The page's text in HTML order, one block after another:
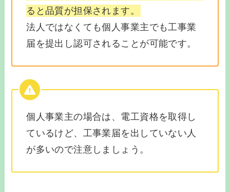
ると品質が担保されます。
法人ではなくても個人事業主でも工事業
届を提出し認可されることが可能です。
個人事業主の場合は、電工資格を取得し
ているけど、工事業届を出していない人
が多いので注意しましょう。